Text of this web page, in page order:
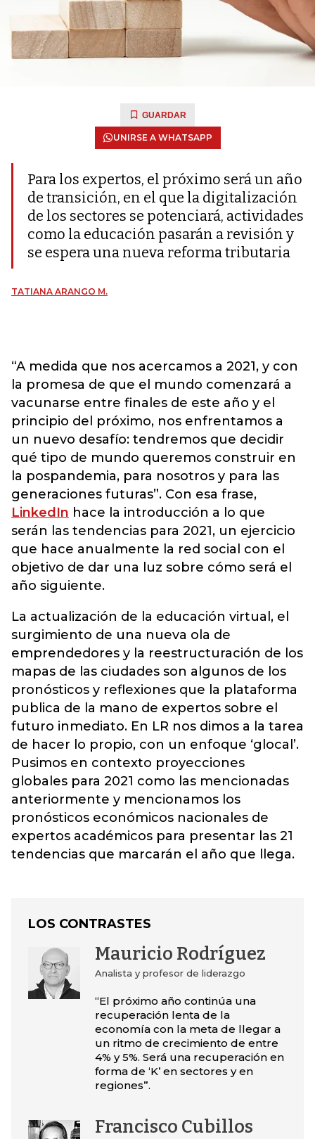
GUARDAR
UNIRSE A WHATSAPP
Para los expertos, el próximo será un año
de transición, en el que la digitalización
de los sectores se potenciará, actividades
como la educación pasarán a revisión y
se espera una nueva reforma tributaria
TATIANA ARANGO M.
“A medida que nos acercamos a 2021, y con
la promesa de que el mundo comenzará a
vacunarse entre finales de este año y el
principio del próximo, nos enfrentamos a
un nuevo desafío: tendremos que decidir
qué tipo de mundo queremos construir en
la pospandemia, para nosotros y para las
generaciones futuras”. Con esa frase,
LinkedIn hace la introducción a lo que
serán las tendencias para 2021, un ejercicio
que hace anualmente la red social con el
objetivo de dar una luz sobre cómo será el
año siguiente.
La actualización de la educación virtual, el
surgimiento de una nueva ola de
emprendedores y la reestructuración de los
mapas de las ciudades son algunos de los
pronósticos y reflexiones que la plataforma
publica de la mano de expertos sobre el
futuro inmediato. En LR nos dimos a la tarea
de hacer lo propio, con un enfoque ‘glocal’.
Pusimos en contexto proyecciones
globales para 2021 como las mencionadas
anteriormente y mencionamos los
pronósticos económicos nacionales de
expertos académicos para presentar las 21
tendencias que marcarán el año que llega.
LOS CONTRASTES
Mauricio Rodríguez
Analista y profesor de liderazgo
“El próximo año continúa una
recuperación lenta de la
economía con la meta de llegar a
un ritmo de crecimiento de entre
4% y 5%. Será una recuperación en
forma de ‘K’ en sectores y en
regiones”.
Francisco Cubillos